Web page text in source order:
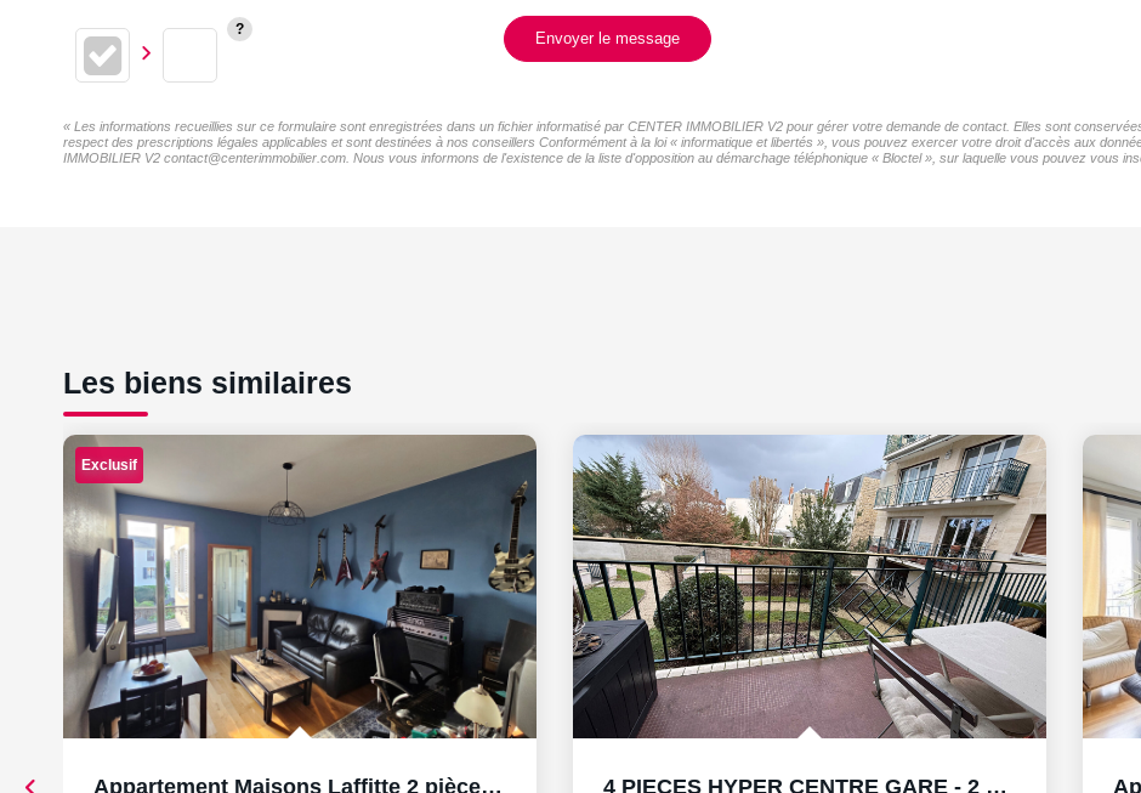
Envoyer le message
« Les informations recueillies sur ce formulaire sont enregistrées dans un fichier informatisé par CENTER IMMOBILIER V2 pour gérer votre demande de contact. Elles sont
respect des prescriptions légales applicables et sont destinées à nos conseillers Conformément à la loi « informatique et libertés », vous pouvez exercer votre droit d'accès aux
IMMOBILIER V2 contact@centerimmobilier.com. Nous vous informons de l'existence de la liste d'opposition au démarchage téléphonique « Bloctel », sur laquelle vous pouvez vous
Les biens similaires
Exclusif
Appartement Maisons Laffitte 2 pièces 43.78 m2 4 PIECES HYPER CENTRE GARE - 2 TERRASSES